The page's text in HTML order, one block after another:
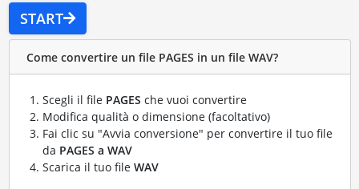
START
Come convertire un file PAGES in un file WAV?
Scegli il file PAGES che vuoi convertire
Modifica qualità o dimensione (facoltativo)
Fai clic su "Avvia conversione" per convertire il tuo file
da PAGES a WAV
Scarica il tuo file WAV